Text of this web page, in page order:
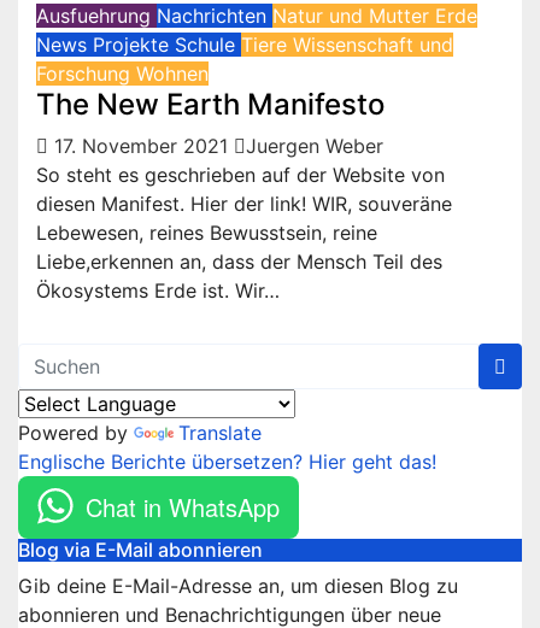
Ausfuehrung Nachrichten Natur und Mutter Erde
News Projekte Schule Tiere Wissenschaft und
Forschung Wohnen
The New Earth Manifesto
17. November 2021
Juergen Weber
So steht es geschrieben auf der Website von
diesen Manifest. Hier der link! WIR, souveräne
Lebewesen, reines Bewusstsein, reine
Liebe,erkennen an, dass der Mensch Teil des
Ökosystems Erde ist. Wir…
Powered by
Translate
Englische Berichte übersetzen? Hier geht das!
Chat in WhatsApp
Blog via E-Mail abonnieren
Gib deine E-Mail-Adresse an, um diesen Blog zu
abonnieren und Benachrichtigungen über neue